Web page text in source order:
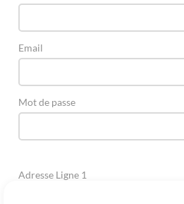
Email
Mot de passe
Adresse Ligne 1